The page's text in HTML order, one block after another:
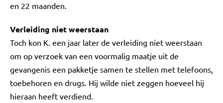
en 22 maanden.
Verleiding niet weerstaan
Toch kon K. een jaar later de verleiding niet weerstaan
om op verzoek van een voormalig maatje uit de
gevangenis een pakketje samen te stellen met telefoons,
toebehoren en drugs. Hij wilde niet zeggen hoeveel hij
hieraan heeft verdiend.